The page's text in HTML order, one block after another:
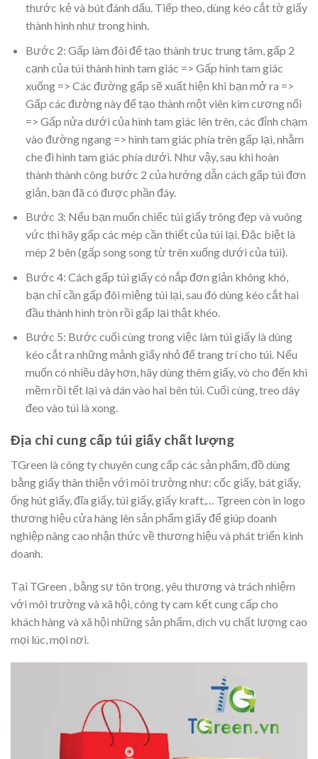
thước kẻ và bút đánh dấu. Tiếp theo, dùng kéo cắt tờ giấy
thành hình như trong hình.
Bước 2: Gấp làm đôi để tạo thành trục trung tâm, gấp 2
cạnh của túi thành hình tam giác => Gấp hình tam giác
xuống => Các đường gấp sẽ xuất hiện khi bạn mở ra =>
Gấp các đường này để tạo thành một viên kim cương nổi
=> Gấp nửa dưới của hình tam giác lên trên, các đỉnh chạm
vào đường ngang => hình tam giác phía trên gấp lại, nhằm
che đi hình tam giác phía dưới. Như vậy, sau khi hoàn
thành thành công bước 2 của hướng dẫn cách gấp túi đơn
giản, bạn đã có được phần đáy.
Bước 3: Nếu bạn muốn chiếc túi giấy trông đẹp và vuông
vức thì hãy gấp các mép cần thiết của túi lại. Đặc biệt là
mép 2 bên (gấp song song từ trên xuống dưới của túi).
Bước 4: Cách gấp túi giấy có nắp đơn giản không khó,
bạn chỉ cần gấp đôi miệng túi lại, sau đó dùng kéo cắt hai
đầu thành hình tròn rồi gấp lại thật khéo.
Bước 5: Bước cuối cùng trong việc làm túi giấy là dùng
kéo cắt ra những mảnh giấy nhỏ để trang trí cho túi. Nếu
muốn có nhiều dây hơn, hãy dùng thêm giấy, vò cho đến khi
mềm rồi tết lại và dán vào hai bên túi. Cuối cùng, treo dây
đeo vào túi là xong.
Địa chỉ cung cấp túi giấy chất lượng
TGreen là công ty chuyên cung cấp các sản phẩm, đồ dùng
bằng giấy thân thiện với môi trường như: cốc giấy, bát giấy,
ống hút giấy, đĩa giấy, túi giấy, giấy kraft,… Tgreen còn in logo
thương hiệu cửa hàng lên sản phẩm giấy để giúp doanh
nghiệp nâng cao nhận thức về thương hiệu và phát triển kinh
doanh.
Tại TGreen , bằng sự tôn trọng, yêu thương và trách nhiệm
với môi trường và xã hội, công ty cam kết cung cấp cho
khách hàng và xã hội những sản phẩm, dịch vụ chất lượng cao
mọi lúc, mọi nơi.